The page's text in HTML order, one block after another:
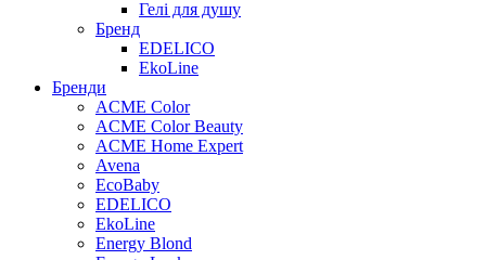
Гелі для душу
Бренд
EDELICO
EkoLine
Бренди
ACME Color
ACME Color Beauty
ACME Home Expert
Avena
EcoBaby
EDELICO
EkoLine
Energy Blond